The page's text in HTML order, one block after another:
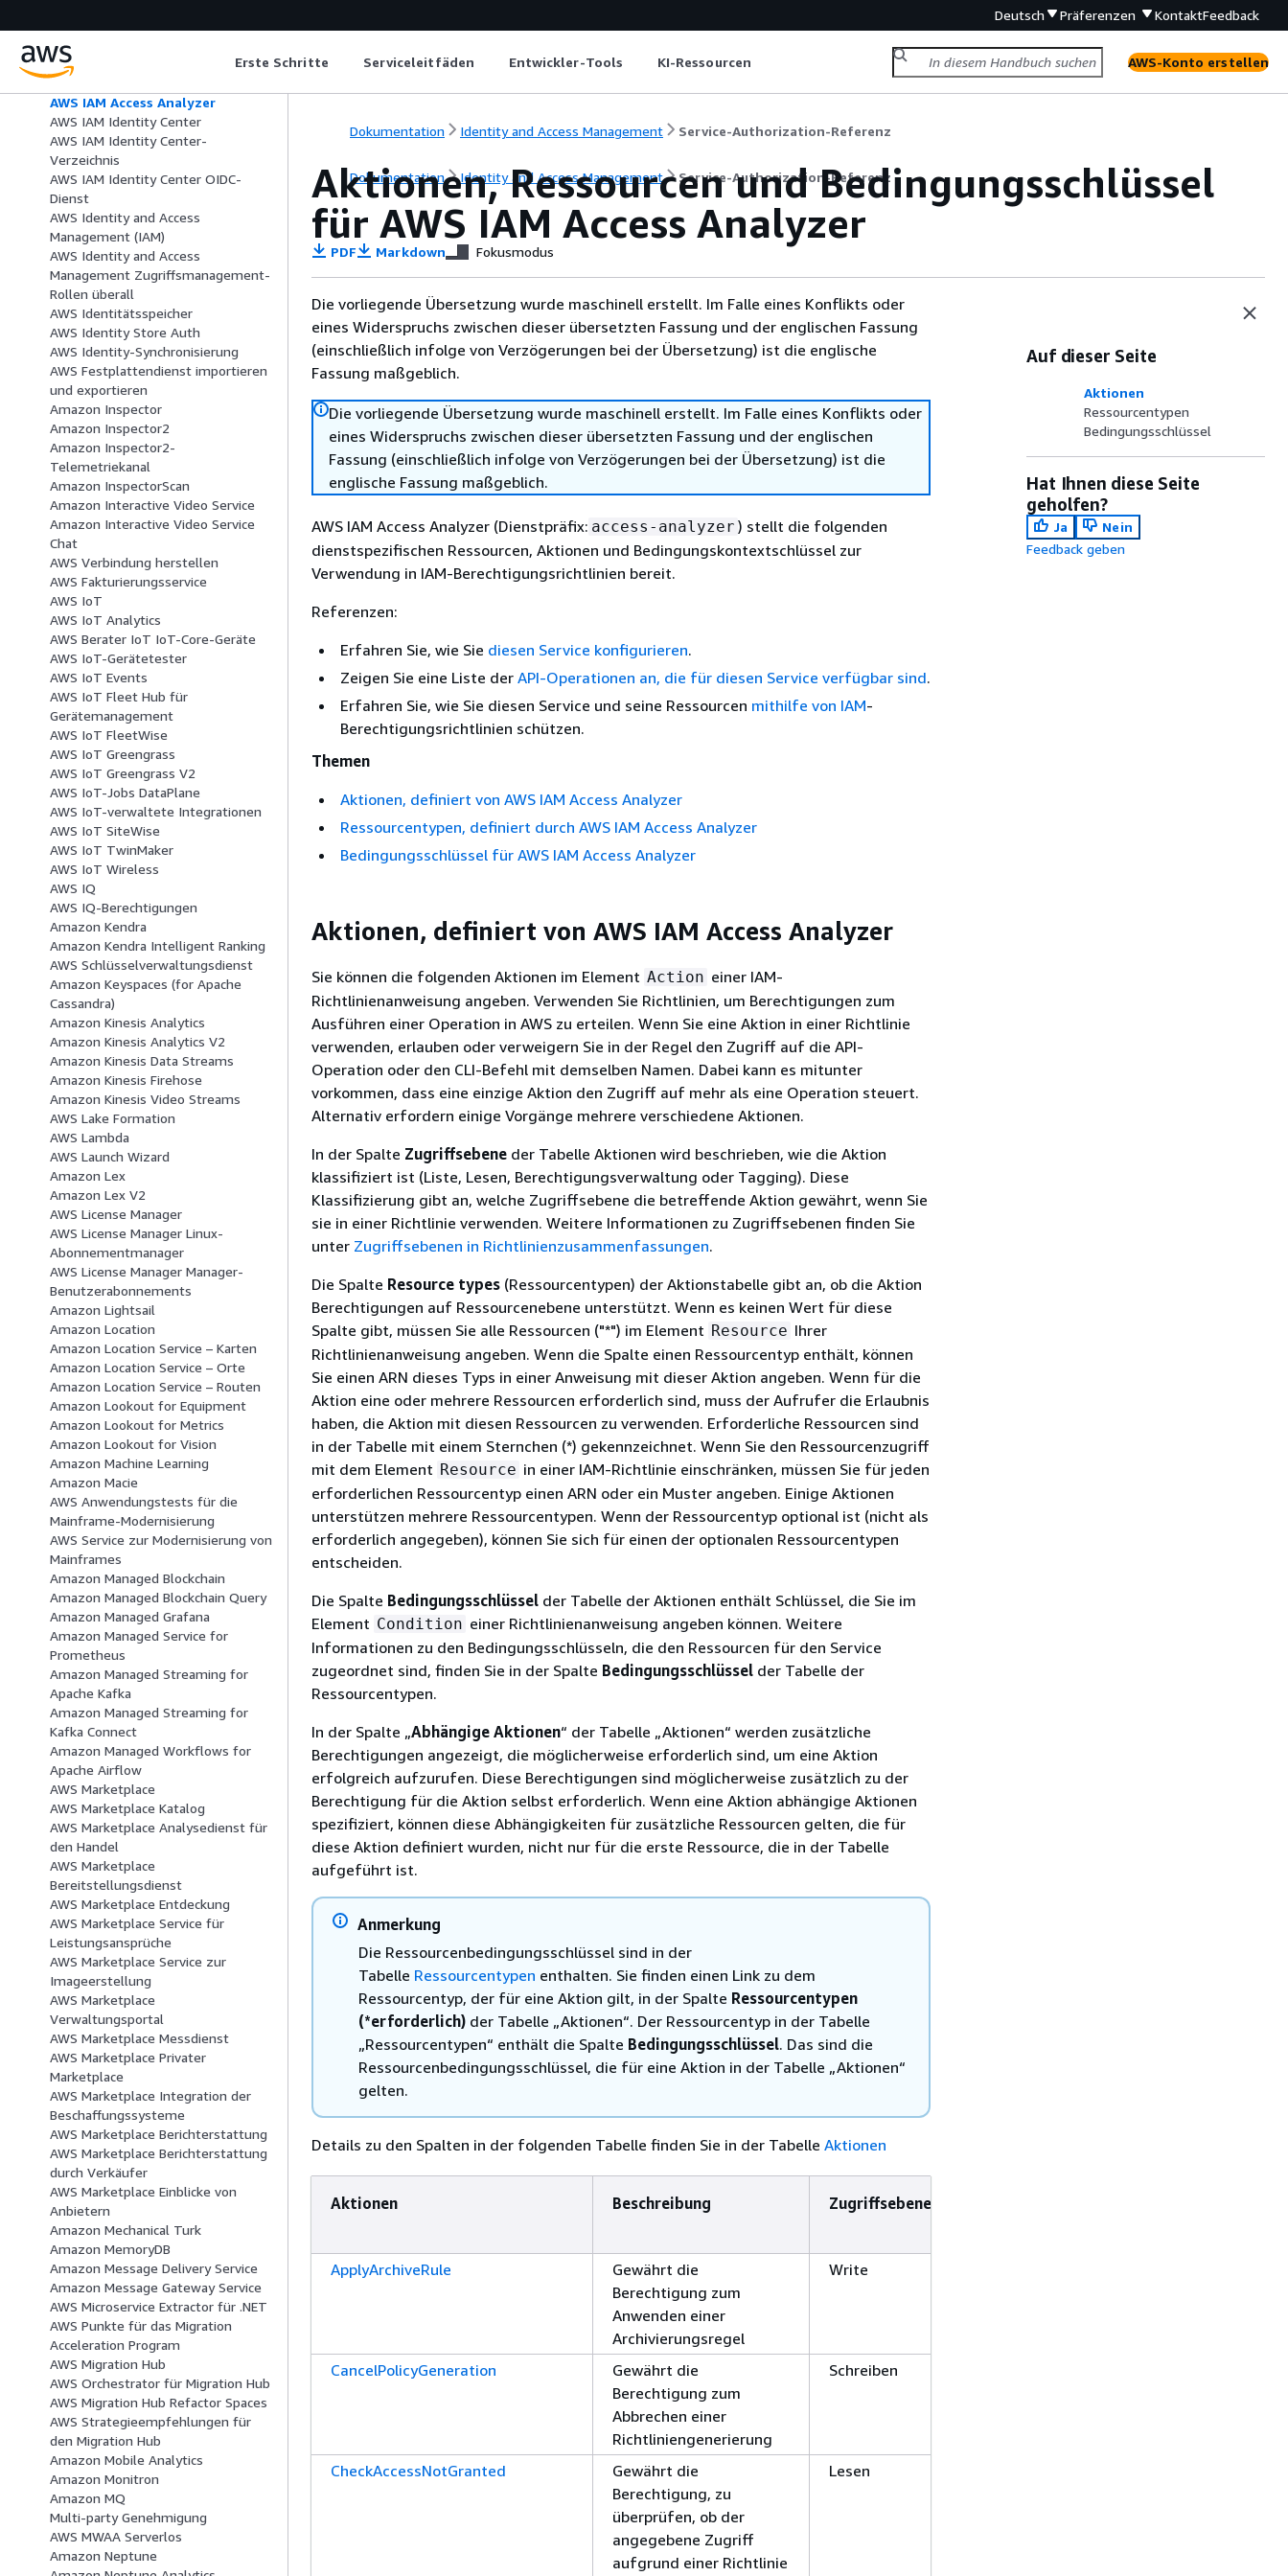
Deutsch Präferenzen KontaktFeedback
Erste Schritte Serviceleitfäden Entwickler-Tools KI-Ressourcen AWS-Konto erstellen
AWS HealthLake
AWS HealthOmics
Amazon Honeycode
AWS IAM Access Analyzer
AWS IAM Identity Center
AWS IAM Identity Center-
Verzeichnis
AWS IAM Identity Center OIDC-
Dienst
AWS Identity and Access
Management (IAM)
AWS Identity and Access
Management Zugriffsmanagement-
Rollen überall
AWS Identitätsspeicher
AWS Identity Store Auth
AWS Identity-Synchronisierung
AWS Festplattendienst importieren
und exportieren
Amazon Inspector
Amazon Inspector2
Amazon Inspector2-
Telemetriekanal
Amazon InspectorScan
Amazon Interactive Video Service
Amazon Interactive Video Service
Chat
AWS Verbindung herstellen
AWS Fakturierungsservice
AWS IoT
AWS IoT Analytics
AWS Berater IoT IoT-Core-Geräte
AWS IoT-Gerätetester
AWS IoT Events
AWS IoT Fleet Hub für
Gerätemanagement
AWS IoT FleetWise
AWS IoT Greengrass
AWS IoT Greengrass V2
AWS IoT-Jobs DataPlane
AWS IoT-verwaltete Integrationen
AWS IoT SiteWise
AWS IoT TwinMaker
AWS IoT Wireless
AWS IQ
AWS IQ-Berechtigungen
Amazon Kendra
Amazon Kendra Intelligent Ranking
AWS Schlüsselverwaltungsdienst
Amazon Keyspaces (for Apache
Cassandra)
Amazon Kinesis Analytics
Amazon Kinesis Analytics V2
Amazon Kinesis Data Streams
Amazon Kinesis Firehose
Amazon Kinesis Video Streams
AWS Lake Formation
AWS Lambda
AWS Launch Wizard
Amazon Lex
Amazon Lex V2
AWS License Manager
AWS License Manager Linux-
Abonnementmanager
AWS License Manager Manager-
Benutzerabonnements
Amazon Lightsail
Amazon Location
Amazon Location Service – Karten
Amazon Location Service – Orte
Amazon Location Service – Routen
Amazon Lookout for Equipment
Amazon Lookout for Metrics
Amazon Lookout for Vision
Amazon Machine Learning
Amazon Macie
AWS Anwendungstests für die
Mainframe-Modernisierung
AWS Service zur Modernisierung von
Mainframes
Amazon Managed Blockchain
Amazon Managed Blockchain Query
Amazon Managed Grafana
Amazon Managed Service for
Prometheus
Amazon Managed Streaming for
Apache Kafka
Amazon Managed Streaming for
Kafka Connect
Amazon Managed Workflows for
Apache Airflow
AWS Marketplace
AWS Marketplace Katalog
AWS Marketplace Analysedienst für
den Handel
AWS Marketplace
Bereitstellungsdienst
AWS Marketplace Entdeckung
AWS Marketplace Service für
Leistungsansprüche
AWS Marketplace Service zur
Imageerstellung
AWS Marketplace
Verwaltungsportal
AWS Marketplace Messdienst
AWS Marketplace Privater
Marketplace
AWS Marketplace Integration der
Beschaffungssysteme
AWS Marketplace Berichterstattung
AWS Marketplace Berichterstattung
durch Verkäufer
AWS Marketplace Einblicke von
Anbietern
Amazon Mechanical Turk
Amazon MemoryDB
Amazon Message Delivery Service
Amazon Message Gateway Service
AWS Microservice Extractor für .NET
AWS Punkte für das Migration
Acceleration Program
AWS Migration Hub
AWS Orchestrator für Migration Hub
AWS Migration Hub Refactor Spaces
AWS Strategieempfehlungen für
den Migration Hub
Amazon Mobile Analytics
Amazon Monitron
Amazon MQ
Multi-party Genehmigung
AWS MWAA Serverlos
Amazon Neptune
Dokumentation Identity and Access Management Service-Authorization-Referenz
Dokumentation Identity and Access Management Service-Authorization-Referenz
Aktionen, Ressourcen und Bedingungsschlüssel
für AWS IAM Access Analyzer
PDF Markdown Fokusmodus
Die vorliegende Übersetzung wurde maschinell erstellt. Im Falle eines Konflikts oder
eines Widerspruchs zwischen dieser übersetzten Fassung und der englischen Fassung
(einschließlich infolge von Verzögerungen bei der Übersetzung) ist die englische
Fassung maßgeblich.
Die vorliegende Übersetzung wurde maschinell erstellt. Im Falle eines Konflikts oder
eines Widerspruchs zwischen dieser übersetzten Fassung und der englischen
Fassung (einschließlich infolge von Verzögerungen bei der Übersetzung) ist die
englische Fassung maßgeblich.
AWS IAM Access Analyzer (Dienstpräfix: access-analyzer ) stellt die folgenden
dienstspezifischen Ressourcen, Aktionen und Bedingungskontextschlüssel zur
Verwendung in IAM-Berechtigungsrichtlinien bereit.
Referenzen:
Erfahren Sie, wie Sie diesen Service konfigurieren.
Zeigen Sie eine Liste der API-Operationen an, die für diesen Service verfügbar sind.
Erfahren Sie, wie Sie diesen Service und seine Ressourcen mithilfe von IAM-
Berechtigungsrichtlinien schützen.
Themen
Aktionen, definiert von AWS IAM Access Analyzer
Ressourcentypen, definiert durch AWS IAM Access Analyzer
Bedingungsschlüssel für AWS IAM Access Analyzer
Aktionen, definiert von AWS IAM Access Analyzer
Sie können die folgenden Aktionen im Element Action einer IAM-
Richtlinienanweisung angeben. Verwenden Sie Richtlinien, um Berechtigungen zum
Ausführen einer Operation in AWS zu erteilen. Wenn Sie eine Aktion in einer Richtlinie
verwenden, erlauben oder verweigern Sie in der Regel den Zugriff auf die API-
Operation oder den CLI-Befehl mit demselben Namen. Dabei kann es mitunter
vorkommen, dass eine einzige Aktion den Zugriff auf mehr als eine Operation steuert.
Alternativ erfordern einige Vorgänge mehrere verschiedene Aktionen.
In der Spalte Zugriffsebene der Tabelle Aktionen wird beschrieben, wie die Aktion
klassifiziert ist (Liste, Lesen, Berechtigungsverwaltung oder Tagging). Diese
Klassifizierung gibt an, welche Zugriffsebene die betreffende Aktion gewährt, wenn Sie
sie in einer Richtlinie verwenden. Weitere Informationen zu Zugriffsebenen finden Sie
unter Zugriffsebenen in Richtlinienzusammenfassungen.
Die Spalte Resource types (Ressourcentypen) der Aktionstabelle gibt an, ob die Aktion
Berechtigungen auf Ressourcenebene unterstützt. Wenn es keinen Wert für diese
Spalte gibt, müssen Sie alle Ressourcen ("*") im Element Resource Ihrer
Richtlinienanweisung angeben. Wenn die Spalte einen Ressourcentyp enthält, können
Sie einen ARN dieses Typs in einer Anweisung mit dieser Aktion angeben. Wenn für die
Aktion eine oder mehrere Ressourcen erforderlich sind, muss der Aufrufer die Erlaubnis
haben, die Aktion mit diesen Ressourcen zu verwenden. Erforderliche Ressourcen sind
in der Tabelle mit einem Sternchen (*) gekennzeichnet. Wenn Sie den Ressourcenzugriff
mit dem Element Resource in einer IAM-Richtlinie einschränken, müssen Sie für jeden
erforderlichen Ressourcentyp einen ARN oder ein Muster angeben. Einige Aktionen
unterstützen mehrere Ressourcentypen. Wenn der Ressourcentyp optional ist (nicht als
erforderlich angegeben), können Sie sich für einen der optionalen Ressourcentypen
entscheiden.
Die Spalte Bedingungsschlüssel der Tabelle der Aktionen enthält Schlüssel, die Sie im
Element Condition einer Richtlinienanweisung angeben können. Weitere
Informationen zu den Bedingungsschlüsseln, die den Ressourcen für den Service
zugeordnet sind, finden Sie in der Spalte Bedingungsschlüssel der Tabelle der
Ressourcentypen.
In der Spalte „Abhängige Aktionen“ der Tabelle „Aktionen“ werden zusätzliche
Berechtigungen angezeigt, die möglicherweise erforderlich sind, um eine Aktion
erfolgreich aufzurufen. Diese Berechtigungen sind möglicherweise zusätzlich zu der
Berechtigung für die Aktion selbst erforderlich. Wenn eine Aktion abhängige Aktionen
spezifiziert, können diese Abhängigkeiten für zusätzliche Ressourcen gelten, die für
diese Aktion definiert wurden, nicht nur für die erste Ressource, die in der Tabelle
aufgeführt ist.
Anmerkung
Die Ressourcenbedingungsschlüssel sind in der
Tabelle Ressourcentypen enthalten. Sie finden einen Link zu dem
Ressourcentyp, der für eine Aktion gilt, in der Spalte Ressourcentypen
(*erforderlich) der Tabelle „Aktionen“. Der Ressourcentyp in der Tabelle
„Ressourcentypen“ enthält die Spalte Bedingungsschlüssel. Das sind die
Ressourcenbedingungsschlüssel, die für eine Aktion in der Tabelle „Aktionen“
gelten.
Details zu den Spalten in der folgenden Tabelle finden Sie in der Tabelle Aktionen
Aktionen Beschreibung Zugriffsebene
ApplyArchiveRule
Gewährt die
Berechtigung zum
Anwenden einer
Archivierungsregel
Write
CancelPolicyGeneration
Gewährt die
Berechtigung zum
Abbrechen einer
Richtliniengenerierung
Schreiben
CheckAccessNotGranted
Gewährt die
Berechtigung, zu
überprüfen, ob der
angegebene Zugriff
aufgrund einer Richtlinie
Lesen
Auf dieser Seite
Aktionen
Ressourcentypen
Bedingungsschlüssel
Hat Ihnen diese Seite
geholfen?
Ja
Nein
Feedback geben